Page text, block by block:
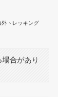
外トレッキング
合があり